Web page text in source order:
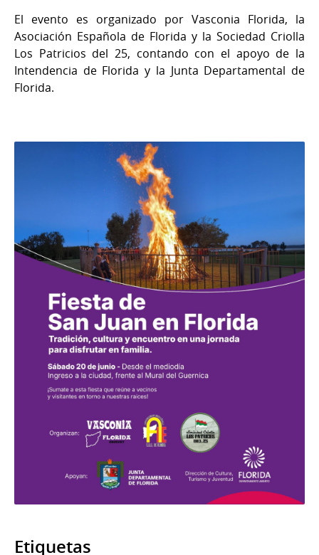
El evento es organizado por Vasconia Florida, la
Asociación Española de Florida y la Sociedad Criolla
Los Patricios del 25, contando con el apoyo de la
Intendencia de Florida y la Junta Departamental de
Florida.
Etiquetas